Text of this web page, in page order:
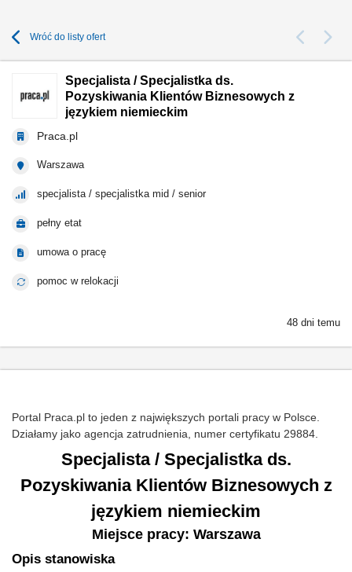
Wróć do listy ofert
Specjalista / Specjalistka ds.
Pozyskiwania Klientów Biznesowych z
językiem niemieckim
Praca.pl
Warszawa
specjalista / specjalistka mid / senior
pełny etat
umowa o pracę
pomoc w relokacji
48 dni temu
Portal Praca.pl to jeden z największych portali pracy w Polsce.
Działamy jako agencja zatrudnienia, numer certyfikatu 29884.
Specjalista / Specjalistka ds.
Pozyskiwania Klientów Biznesowych z
językiem niemieckim
Miejsce pracy: Warszawa
Opis stanowiska